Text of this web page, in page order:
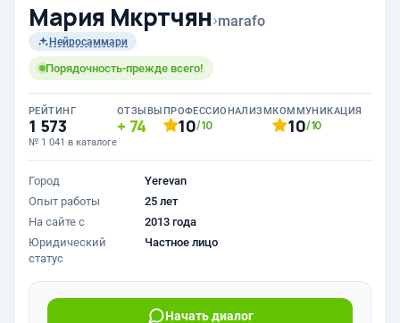
Mария Мкртчян›marafo
Нейросаммари
Порядочность-прежде всего!
РЕЙТИНГ
1 573
№ 1 041 в каталоге
ОТЗЫВЫ
74
ПРОФЕССИОНАЛИЗМ
10/10
КОММУНИКАЦИЯ
10/10
Город
Yerevan
Опыт работы
25 лет
На сайте с
2013 года
Юридический
статус
Частное лицо
Начать диалог